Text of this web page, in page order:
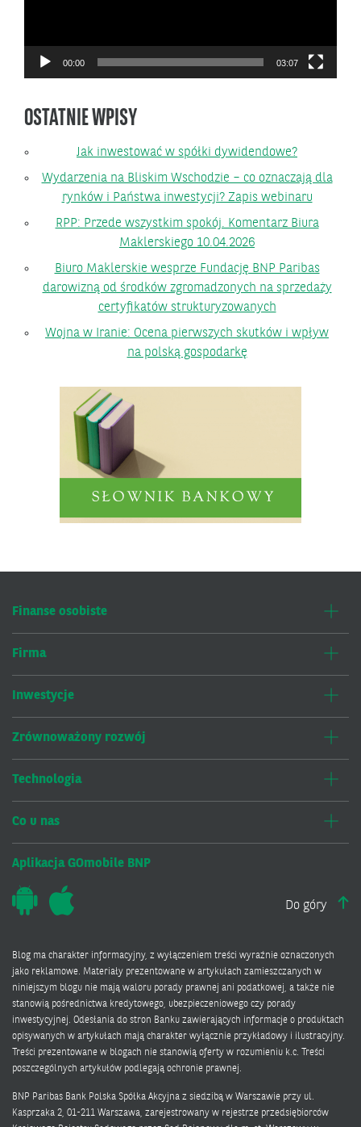
00:00 03:07
OSTATNIE WPISY
Jak inwestować w spółki dywidendowe?
Wydarzenia na Bliskim Wschodzie – co oznaczają dla
rynków i Państwa inwestycji? Zapis webinaru
RPP: Przede wszystkim spokój. Komentarz Biura
Maklerskiego 10.04.2026
Biuro Maklerskie wesprze Fundację BNP Paribas
darowizną od środków zgromadzonych na sprzedaży
certyfikatów strukturyzowanych
Wojna w Iranie: Ocena pierwszych skutków i wpływ
na polską gospodarkę
Finanse osobiste
Firma
Inwestycje
Zrównoważony rozwój
Technologia
Co u nas
Aplikacja GOmobile BNP
Do góry
Blog ma charakter informacyjny, z wyłączeniem treści wyraźnie oznaczonych
jako reklamowe. Materiały prezentowane w artykułach zamieszczanych w
niniejszym blogu nie mają waloru porady prawnej ani podatkowej, a także nie
stanowią pośrednictwa kredytowego, ubezpieczeniowego czy porady
inwestycyjnej. Odesłania do stron Banku zawierających informacje o produktach
opisywanych w artykułach mają charakter wyłącznie przykładowy i ilustracyjny.
Treści prezentowane w blogach nie stanowią oferty w rozumieniu k.c. Treści
poszczególnych artykułów podlegają ochronie prawnej.
BNP Paribas Bank Polska Spółka Akcyjna z siedzibą w Warszawie przy ul.
Kasprzaka 2, 01-211 Warszawa, zarejestrowany w rejestrze przedsiębiorców